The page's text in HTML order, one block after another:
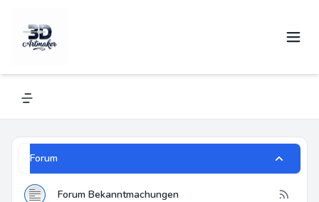
3D-Artmaker
Navigation menu
Forum
Forum Bekanntmachungen